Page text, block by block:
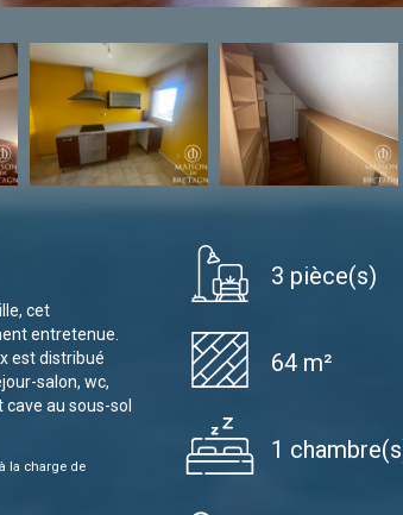
cet
entretenue.
est distribué
salon, wc,
au sous-sol
la charge de
3 pièce(s)
64 m²
1